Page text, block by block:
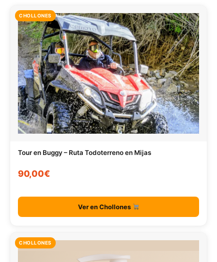
CHOLLONES
Tour en Buggy – Ruta Todoterreno en Mijas
90,00€
Ver en Chollones
CHOLLONES